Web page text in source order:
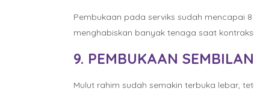
Pembukaan pada serviks sudah mencapai
menghabiskan banyak tenaga saat
9. PEMBUKAAN SEMBILAN
Mulut rahim sudah semakin terbuka lebar,